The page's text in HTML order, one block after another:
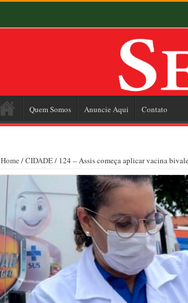
Quem Somos Anuncie Aqui Contato
Home /CIDADE/ 124 – Assis começa aplicar vacina